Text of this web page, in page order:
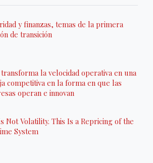
y finanzas, temas de la primera
de transición
la velocidad operativa en una
competitiva en la forma en que las
operan e innovan
Not Volatility. This Is a Repricing of the
System